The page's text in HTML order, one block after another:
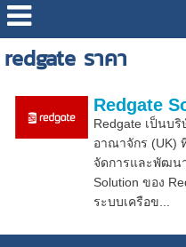
redgate ราคา
Redgate
Redgate เป็นบ
อาณาจักร (UK)
จัดการและพัฒน
Solution ของ
ระบบเครือข...